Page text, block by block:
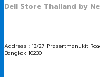
Dell Store Thailand by
Address : 13/27 Prasertmanukit
Bangkok 10230